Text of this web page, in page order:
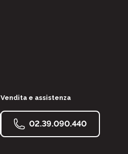
Vendita e assistenza
02.39.090.440